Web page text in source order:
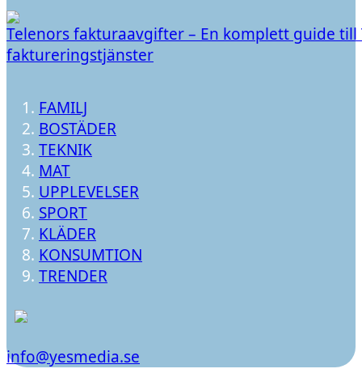
Telenors fakturaavgifter – En komplett guide till
faktureringstjänster
FAMILJ
BOSTÄDER
TEKNIK
MAT
UPPLEVELSER
SPORT
KLÄDER
KONSUMTION
TRENDER
info@yesmedia.se